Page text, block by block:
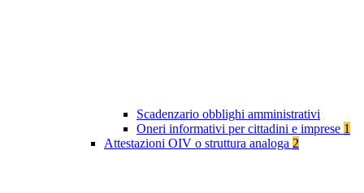
Scadenzario obblighi amministrativi
Oneri informativi per cittadini e imprese 1
Attestazioni OIV o struttura analoga 2